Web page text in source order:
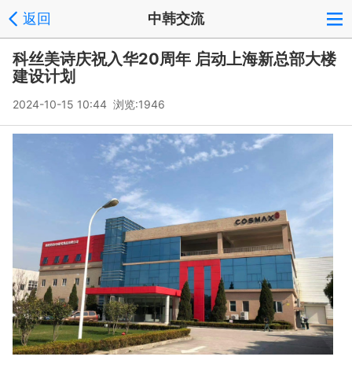
返回 中韩交流
科丝美诗庆祝入华20周年 启动上海新总部大楼
建设计划
2024-10-15 10:44 浏览:1946